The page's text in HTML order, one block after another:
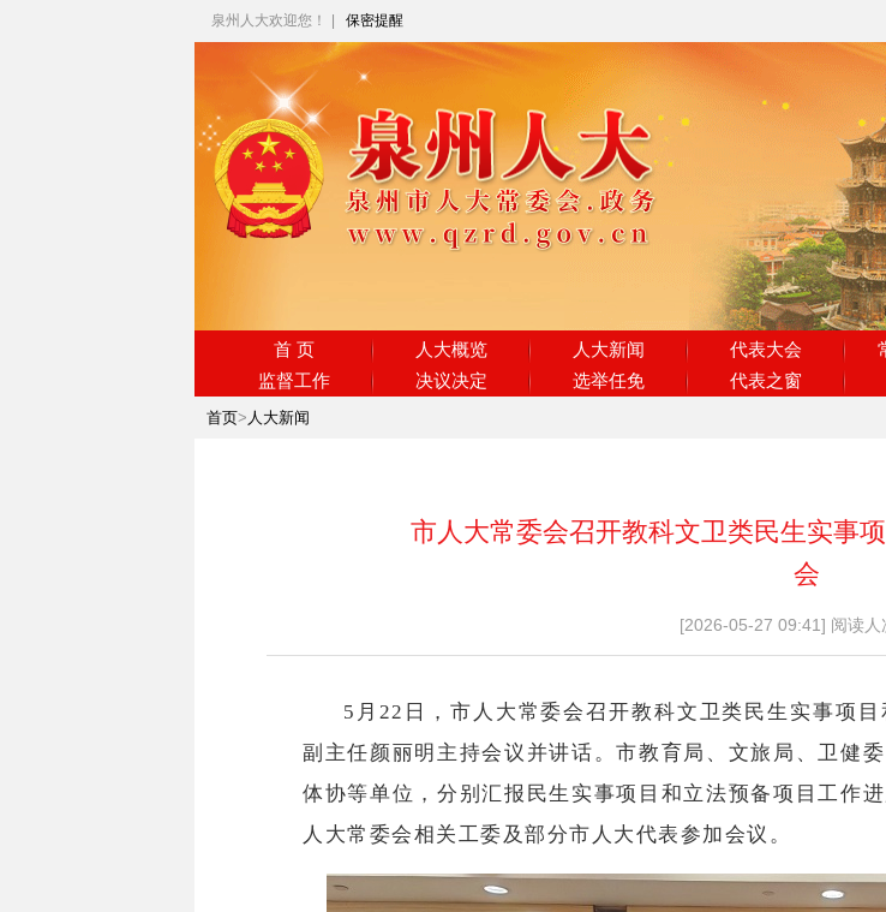
泉州人大欢迎您！ 保密提醒
首 页 人大概览 人大新闻 代表大会
监督工作
决议决定 选举任免 代表之窗
首页> 人大新闻
市人大常委会召开教科文卫类民生实事
会
[2026-05-27 09:41] 阅读人
5月22日，市人大常委会召开教科文卫类民生实事项
副主任颜丽明主持会议并讲话。市教育局、文旅局、卫健
体协等单位，分别汇报民生实事项目和立法预备项目工作
人大常委会相关工委及部分市人大代表参加会议。